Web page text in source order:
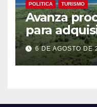
POLITICA TURISMO
Avanza
para
maquinaria
Josefino
6 DE AGOSTO DE